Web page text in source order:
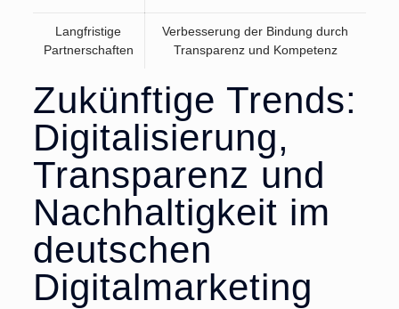
Langfristige
Partnerschaften
Verbesserung der Bindung durch
Transparenz und Kompetenz
Zukünftige Trends:
Digitalisierung,
Transparenz und
Nachhaltigkeit im
deutschen
Digitalmarketing